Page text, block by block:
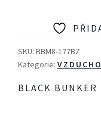
4,5mm
Full
závit
SKU: BBM8-177BZ
Kategorie:
BLACK BUNKER